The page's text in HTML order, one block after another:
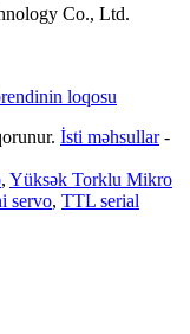
Co., Ltd.
İsti məhsullar-
, Yüksək Torklu Mikro
servo, TTL serial